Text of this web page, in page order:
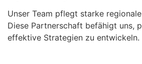
Unser Team pflegt starke
Diese Partnerschaft befähigt uns,
effektive Strategien zu entwickeln.